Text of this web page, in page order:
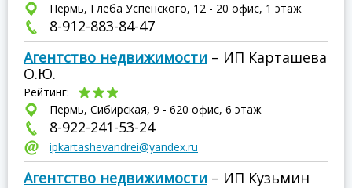
Пермь, Глеба Успенского, 12 - 20 офис, 1 этаж
8-912-883-84-47
Агентство недвижимости – ИП Карташева
О.Ю.
Рейтинг:
Пермь, Сибирская, 9 - 620 офис, 6 этаж
8-922-241-53-24
ipkartashevandrei@yandex.ru
Агентство недвижимости – ИП Кузьмин